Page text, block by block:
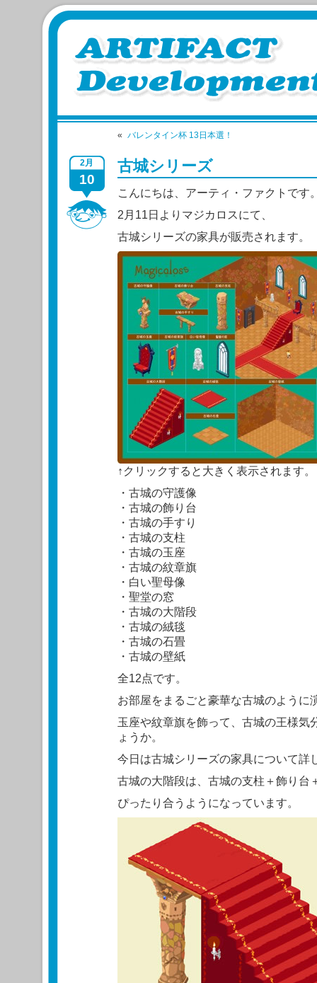
« バレンタイン杯 13日本選！
2月
10
古城シリーズ
こんにちは、アーティ・ファクトです
2月11日よりマジカロスにて、
古城シリーズの家具が販売されます。
↑クリックすると大きく表示されます。
・古城の守護像
・古城の飾り台
・古城の手すり
・古城の支柱
・古城の玉座
・古城の紋章旗
・白い聖母像
・聖堂の窓
・古城の大階段
・古城の絨毯
・古城の石畳
・古城の壁紙
全12点です。
お部屋をまるごと豪華な古城のように
玉座や紋章旗を飾って、古城の王様気
ょうか。
今日は古城シリーズの家具について詳
古城の大階段は、古城の支柱＋飾り台
ぴったり合うようになっています。